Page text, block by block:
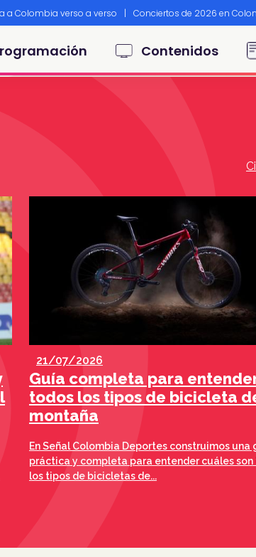
a Colombia verso a verso | Conciertos de 2026 en
Contenidos
21/07/2026
Guía completa para
todos los tipos de bicicleta
montaña
En Señal Colombia Deportes construimos una
práctica y completa para entender cuáles son
los tipos de bicicletas de...